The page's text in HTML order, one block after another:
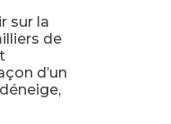
sur la
de
d’un